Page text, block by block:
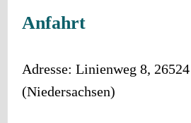
Anfahrt
Adresse: Linienweg 8, 26524
(Niedersachsen)